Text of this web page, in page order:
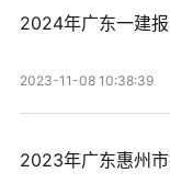
2024年广东一建
2023-11-08 10:38:39
2023年广东惠州